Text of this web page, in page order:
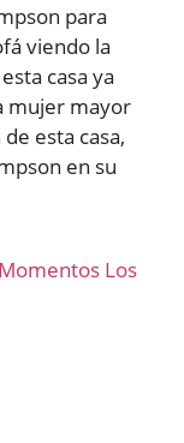
para
viendo la
casa ya
mujer mayor
esta casa,
en su
Momentos Los